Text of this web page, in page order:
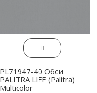
PL71947-40 Обои
PALITRA LIFE (Palitra)
Multicolor